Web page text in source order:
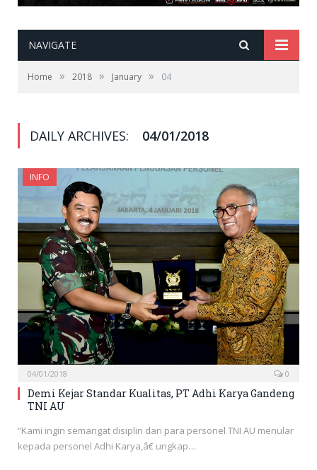
NAVIGATE
Home » 2018 » January » 04
DAILY ARCHIVES: 04/01/2018
INFO
04/01/2018 0
Demi Kejar Standar Kualitas, PT Adhi Karya Gandeng
TNI AU
“Kami ingin semangat disiplin dari para personel TNI AU menular
kepada personel Adhi Karya,â€ ungkap…